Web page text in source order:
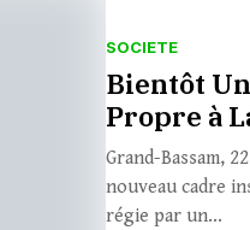
SOCIETE
Bientôt
Propre à
Grand-Bassam,
nouveau cadre
régie par un...